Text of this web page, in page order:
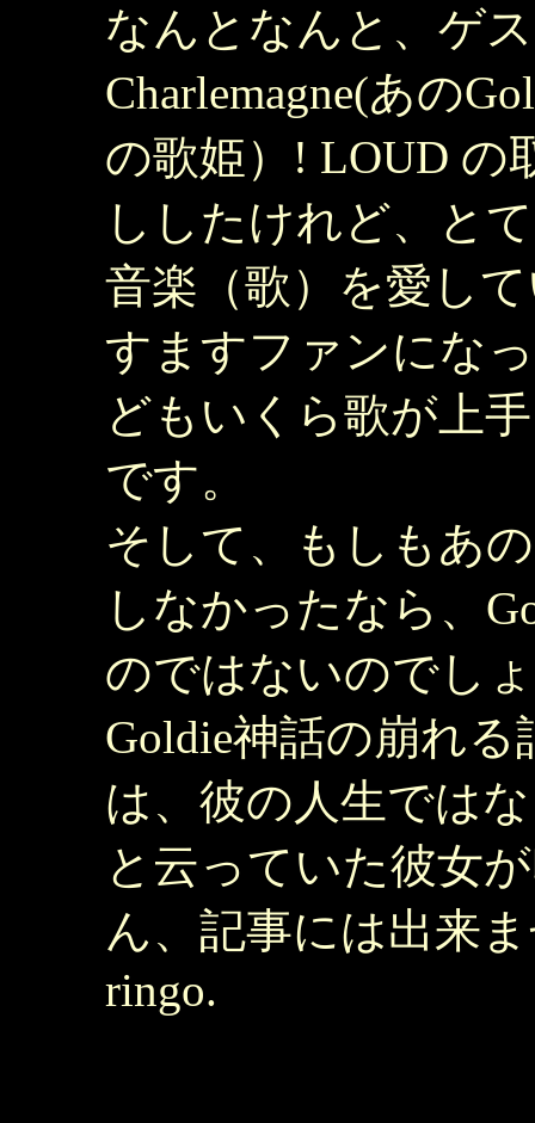
なんとなんと、ゲ
Charlemagne(あの
の歌姫）! LOUD の
ししたけれど、と
音楽（歌）を愛し
すますファンにな
どもいくら歌が上
です。
そして、もしもあ
しなかったなら、
のではないのでし
Goldie神話の崩れ
は、彼の人生では
と云っていた彼女
ん、記事には出来
ringo.